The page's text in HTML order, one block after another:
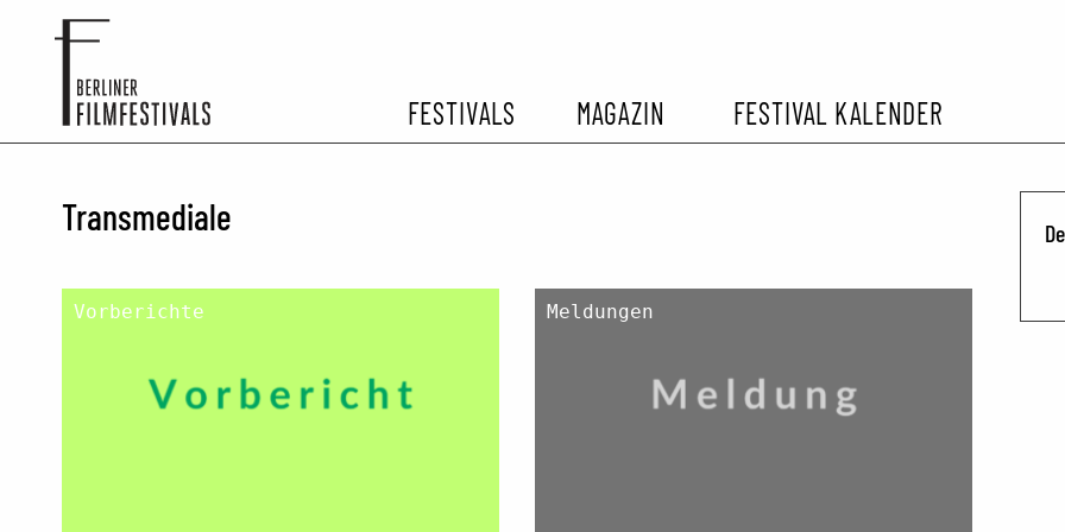
FESTIVALS
MAGAZIN
FESTIVAL KALENDER
Transmediale
Vorberichte Meldungen